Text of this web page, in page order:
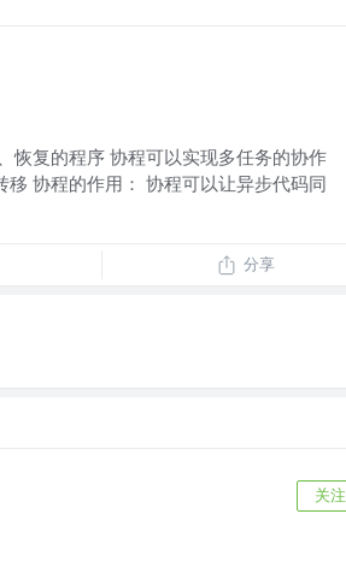
恢复的程序 协程可以实现多任务的协作
协程的作用： 协程可以让异步代码同
分享
关注